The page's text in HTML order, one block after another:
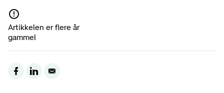
Artikkelen er flere år
gammel